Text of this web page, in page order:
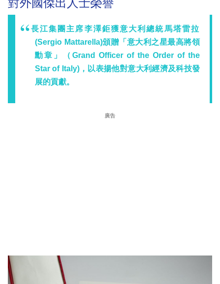
對外國傑出人士榮譽
長江集團主席李澤鉅獲意大利總統馬塔雷拉
(Sergio Mattarella)頒贈「意大利之星最高將領
勳章」（Grand Officer of the Order of the
Star of Italy)，以表揚他對意大利經濟及科技發
展的貢獻。
廣告